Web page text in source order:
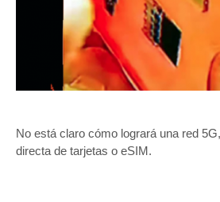
No está claro cómo logrará una red
directa de tarjetas o eSIM.